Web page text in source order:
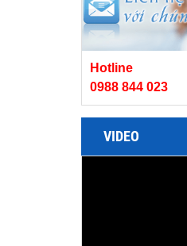
Hotline
0988 844 023
VIDEO